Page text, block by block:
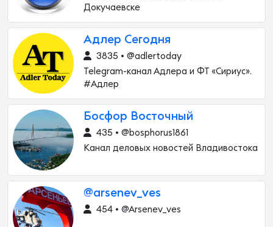
Докучаевске
Адлер Сегодня
3835 • @adlertoday
Telegram-канал Адлера и ФТ «Сириус».
#Адлер
Босфор Восточный
435 • @bosphorus1861
Канал деловых новостей Владивостока
@arsenev_ves
454 • @Arsenev_ves